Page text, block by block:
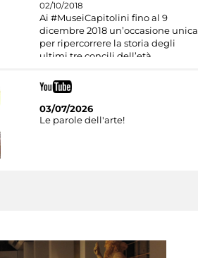
02/10/2018
Ai #MuseiCapitolini fino al 9
dicembre 2018 un’occasione unica
per ripercorrere la storia degli
ultimi tre concili dell’età
03/07/2026
Le parole dell'arte!